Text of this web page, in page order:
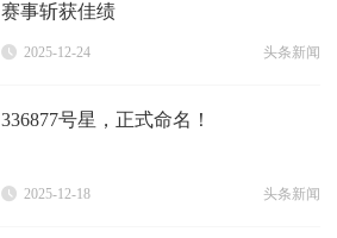
赛事斩获佳绩
2025-12-24 头条新闻
336877号星，正式命名！
2025-12-18 头条新闻